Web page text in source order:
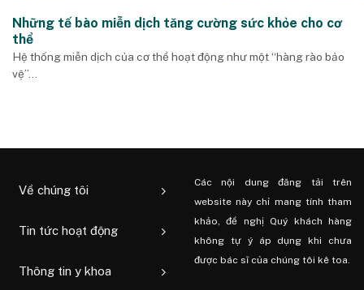
Những tế bào miễn dịch tăng cường sức khỏe cho cơ
thể
Hệ thống miễn dịch của cơ thể hoạt động như một “hàng rào bảo
vệ”...
Về chúng tôi
Tin tức hoạt động
Thông tin y khoa
Các nội dung đăng tải trên
website này chỉ mang tính tham
khảo, đề nghị Quý khách hàng
không tự ý áp dụng khi chưa
được bác sĩ của chúng tôi kê toa.